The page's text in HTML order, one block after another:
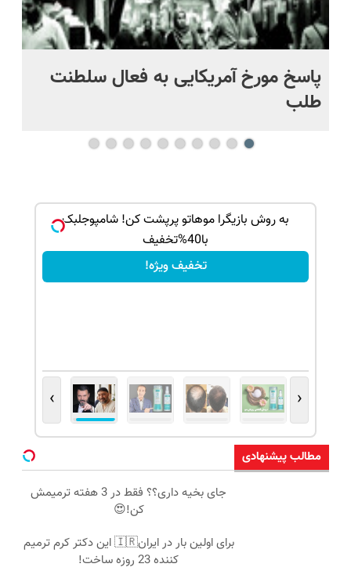
پاسخ مورخ آمریکایی به فعال سلطنت
طلب
به روش بازیگرا موهاتو پرپشت کن! شامپوجلبک
با40%تخفیف
تخفیف ویژه!
‹
›
مطالب پیشنهادی
جای بخیه داری؟؟ فقط در 3 هفته ترمیمش
کن!😍
برای اولین بار در ایران🇮🇷 این دکتر کرم ترمیم
کننده 23 روزه ساخت!